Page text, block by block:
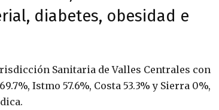
diabetes, obesidad e
Sanitaria de Valles Centrales con
Istmo 57.6%, Costa 53.3% y Sierra 0%,